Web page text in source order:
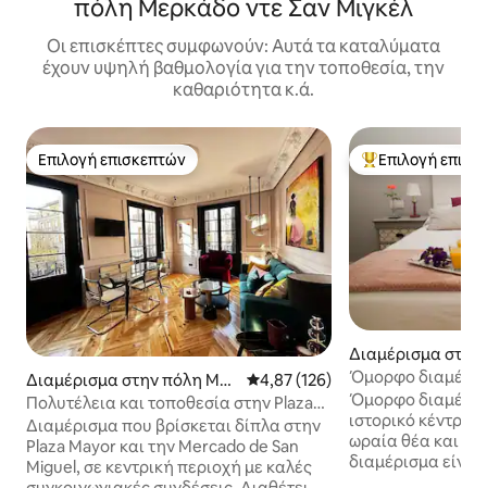
πόλη Μερκάδο ντε Σαν Μιγκέλ
Οι επισκέπτες συμφωνούν: Αυτά τα καταλύματα
έχουν υψηλή βαθμολογία για την τοποθεσία, την
καθαριότητα κ.ά.
Επιλογή επισκεπτών
Επιλογή επισκεπτών
Διαμέρισμα στην πόλη Μα
δρίτη
Μέση βαθμολογία: 4,87 στα 5,
4,87 (126)
Πολυτέλεια και τοποθεσία στην Plaza
Mayor
Διαμέρισμα που βρίσκεται δίπλα στην
Plaza Mayor και την Mercado de San
Miguel, σε κεντρική περιοχή με καλές
Κορυφαία
Επιλογή
Διαμέρισμα
δρίτη
Όμορφο
Mayor
Όμορφο
ιστορικό κέντρο
ωραία θέα και
διαμέρισμα